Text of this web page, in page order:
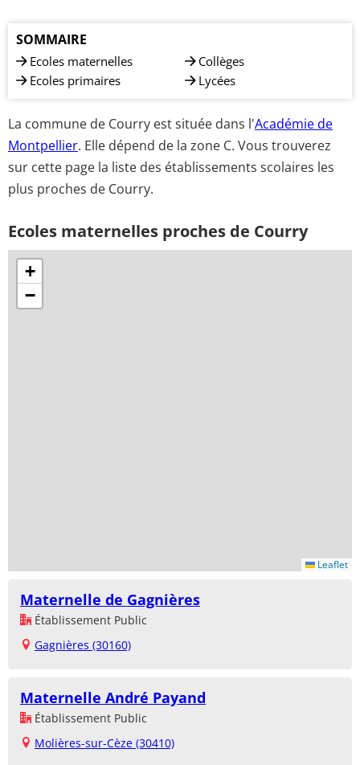
SOMMAIRE
Ecoles maternelles
Ecoles primaires
Collèges
Lycées
La commune de Courry est située dans l'Académie de
Montpellier. Elle dépend de la zone C. Vous trouverez
sur cette page la liste des établissements scolaires les
plus proches de Courry.
Ecoles maternelles proches de Courry
+
−
Leaflet
Maternelle de Gagnières
Établissement Public
Gagnières (30160)
Maternelle André Payand
Établissement Public
Molières-sur-Cèze (30410)